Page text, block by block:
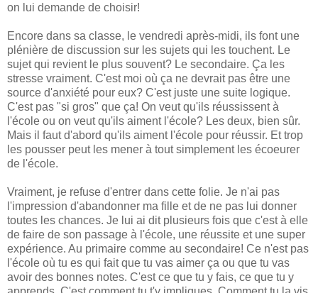
on lui demande de choisir!
Encore dans sa classe, le vendredi après-midi, ils font une
plénière de discussion sur les sujets qui les touchent. Le
sujet qui revient le plus souvent? Le secondaire. Ça les
stresse vraiment. C'est moi où ça ne devrait pas être une
source d'anxiété pour eux? C'est juste une suite logique.
C'est pas "si gros" que ça! On veut qu'ils réussissent à
l'école ou on veut qu'ils aiment l'école? Les deux, bien sûr.
Mais il faut d'abord qu'ils aiment l'école pour réussir. Et trop
les pousser peut les mener à tout simplement les écoeurer
de l'école.
Vraiment, je refuse d'entrer dans cette folie. Je n'ai pas
l'impression d'abandonner ma fille et de ne pas lui donner
toutes les chances. Je lui ai dit plusieurs fois que c'est à elle
de faire de son passage à l'école, une réussite et une super
expérience. Au primaire comme au secondaire! Ce n'est pas
l'école où tu es qui fait que tu vas aimer ça ou que tu vas
avoir des bonnes notes. C'est ce que tu y fais, ce que tu y